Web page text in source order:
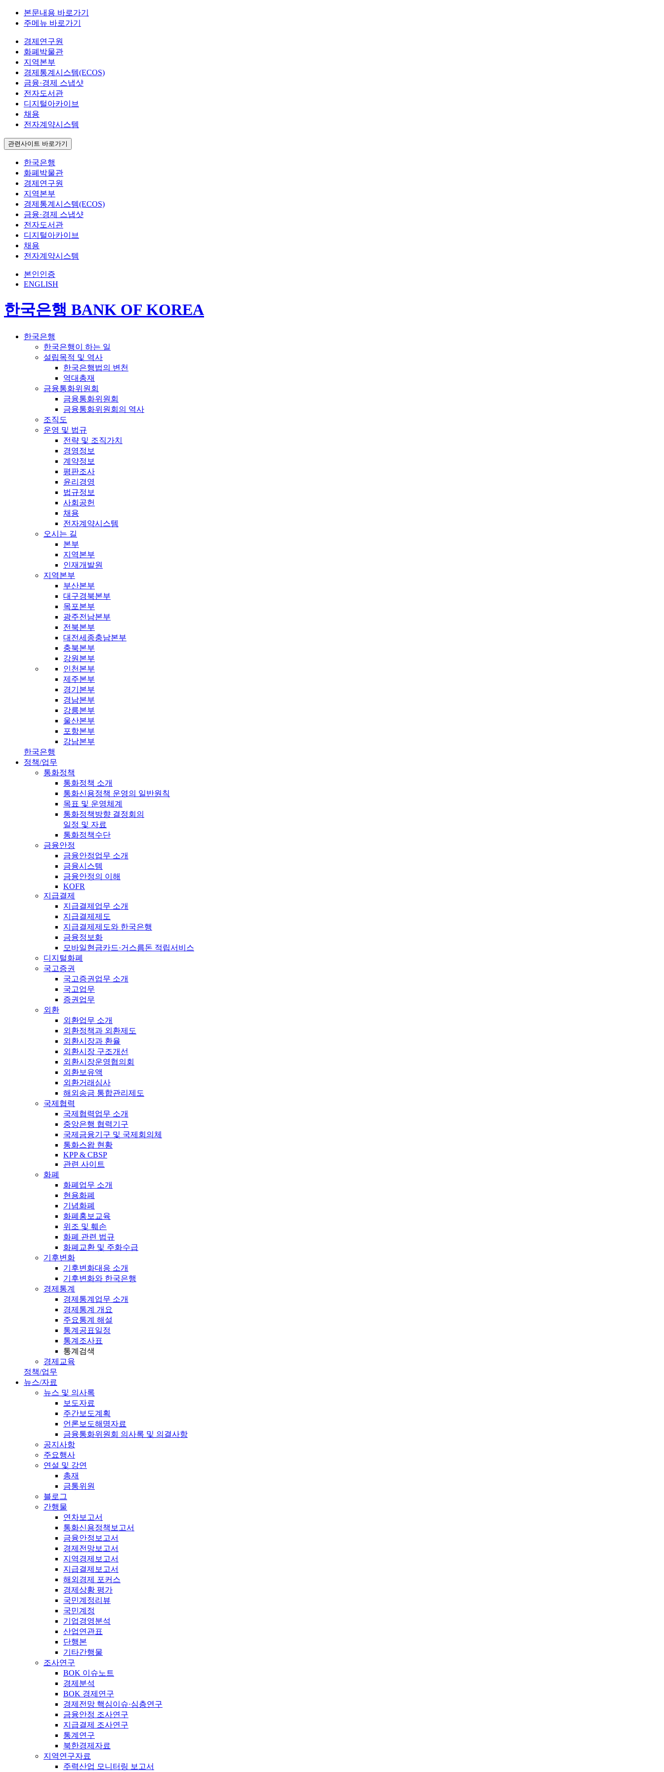
본문내용 바로가기
주메뉴 바로가기
경제연구원
화폐박물관
지역본부
경제통계시스템(ECOS)
금융·경제 스냅샷
전자도서관
디지털아카이브
채용
전자계약시스템
관련사이트 바로가기
한국은행
화폐박물관
경제연구원
지역본부
경제통계시스템(ECOS)
금융·경제 스냅샷
전자도서관
디지털아카이브
채용
전자계약시스템
본인인증
ENGLISH
한국은행 BANK OF KOREA
한국은행
한국은행이 하는 일
설립목적 및 역사
한국은행법의 변천
역대총재
금융통화위원회
금융통화위원회
금융통화위원회의 역사
조직도
운영 및 법규
전략 및 조직가치
경영정보
계약정보
평판조사
윤리경영
법규정보
사회공헌
채용
전자계약시스템
오시는 길
본부
지역본부
인재개발원
지역본부
부산본부
대구경북본부
목포본부
광주전남본부
전북본부
대전세종충남본부
충북본부
강원본부
인천본부
제주본부
경기본부
경남본부
강릉본부
울산본부
포항본부
강남본부
한국은행
정책/업무
통화정책
통화정책 소개
통화신용정책 운영의 일반원칙
목표 및 운영체계
통화정책방향 결정회의
일정 및 자료
통화정책수단
금융안정
금융안정업무 소개
금융시스템
금융안정의 이해
KOFR
지급결제
지급결제업무 소개
지급결제제도
지급결제제도와 한국은행
금융정보화
모바일현금카드·거스름돈 적립서비스
디지털화폐
국고증권
국고증권업무 소개
국고업무
증권업무
외환
외환업무 소개
외환정책과 외환제도
외환시장과 환율
외환시장 구조개선
외환시장운영협의회
외환보유액
외환거래심사
해외송금 통합관리제도
국제협력
국제협력업무 소개
중앙은행 협력기구
국제금융기구 및 국제회의체
통화스왑 현황
KPP & CBSP
관련 사이트
화폐
화폐업무 소개
현용화폐
기념화폐
화폐홍보교육
위조 및 훼손
화폐 관련 법규
화폐교환 및 주화수급
기후변화
기후변화대응 소개
기후변화와 한국은행
경제통계
경제통계업무 소개
경제통계 개요
주요통계 해설
통계공표일정
통계조사표
통계검색
경제교육
정책/업무
뉴스/자료
뉴스 및 의사록
보도자료
주간보도계획
언론보도해명자료
금융통화위원회 의사록 및 의결사항
공지사항
주요행사
연설 및 강연
총재
금통위원
블로그
간행물
연차보고서
통화신용정책보고서
금융안정보고서
경제전망보고서
지역경제보고서
지급결제보고서
해외경제 포커스
경제상황 평가
국민계정리뷰
국민계정
기업경영분석
산업연관표
단행본
기타간행물
조사연구
BOK 이슈노트
경제분석
BOK 경제연구
경제전망 핵심이슈·심층연구
금융안정 조사연구
지급결제 조사연구
통계연구
북한경제자료
지역연구자료
주력산업 모니터링 보고서